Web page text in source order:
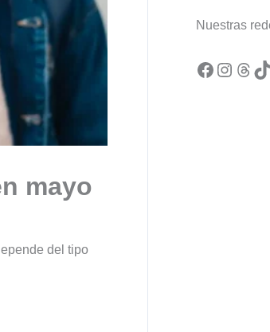
mayo
del tipo
Nuestras
Facebook Instagram Threads TikTok